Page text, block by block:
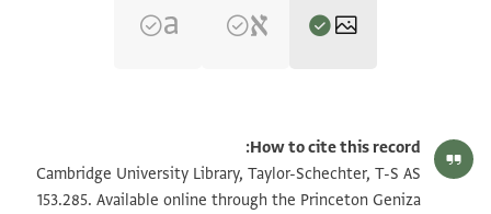
T-S AS 153.285 1v تكبير و تدوير
How to cite this record:
Cambridge University Library, Taylor-Schechter, T-S AS
153.285. Available online through the Princeton Geniza